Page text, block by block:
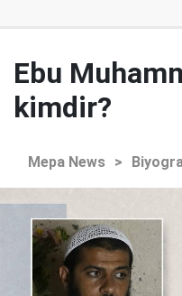
Ebu
kimdir?
Mepa News >